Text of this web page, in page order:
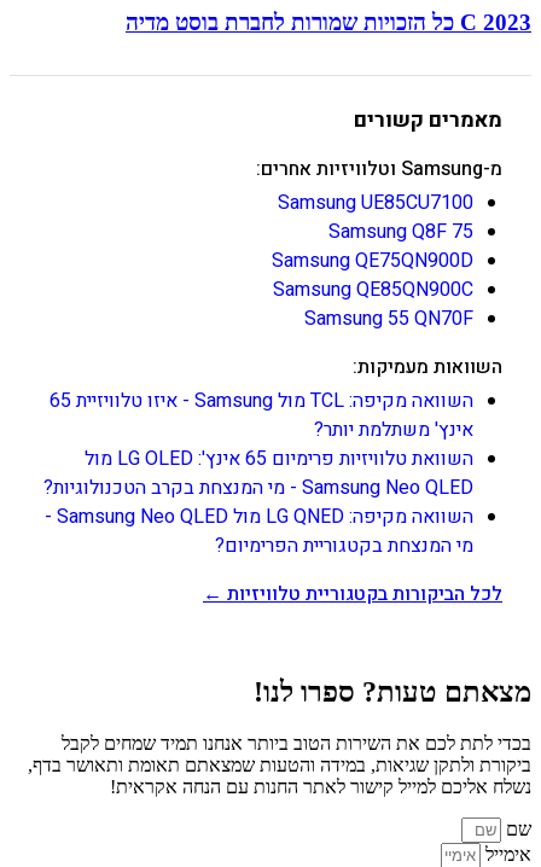
C 2023 כל הזכויות שמורות לחברת בוסט מדיה
מאמרים קשורים
מ-Samsung וטלוויזיות אחרים:
Samsung UE85CU7100
Samsung Q8F 75
Samsung QE75QN900D
Samsung QE85QN900C
Samsung 55 QN70F
השוואות מעמיקות:
השוואה מקיפה: TCL מול Samsung - איזו טלוויזיית 65
אינץ' משתלמת יותר?
השוואת טלוויזיות פרימיום 65 אינץ': LG OLED מול
Samsung Neo QLED - מי המנצחת בקרב הטכנולוגיות?
השוואה מקיפה: LG QNED מול Samsung Neo QLED -
מי המנצחת בקטגוריית הפרימיום?
לכל הביקורות בקטגוריית טלוויזיות ←
מצאתם טעות? ספרו לנו!
בכדי לתת לכם את השירות הטוב ביותר אנחנו תמיד שמחים לקבל
ביקורת ולתקן שגיאות, במידה והטעות שמצאתם תאומת ותאושר בדף,
נשלח אליכם למייל קישור לאתר החנות עם הנחה אקראית!
שם
אימייל